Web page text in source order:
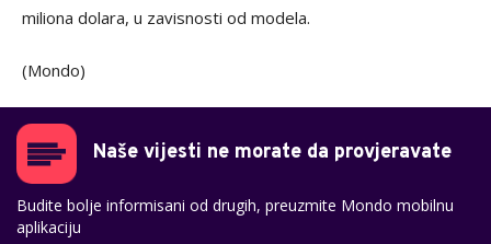
miliona dolara, u zavisnosti od modela.
(Mondo)
Naše vijesti ne morate da provjeravate
Budite bolje informisani od drugih, preuzmite Mondo mobilnu
aplikaciju